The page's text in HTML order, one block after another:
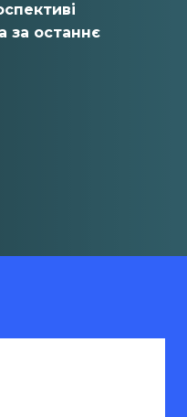
за останнє